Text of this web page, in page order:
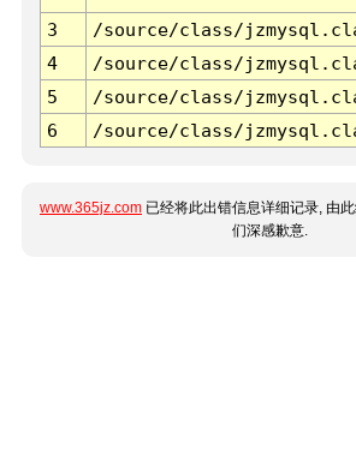
3 /source/class/
4
/source/class/
5
/source/class/
6
/source/class/
www.365jz.com 已经将此出错信息详细记录, 由
们深感歉意.